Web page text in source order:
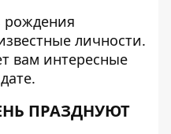
рождения
личности.
вам интересные
ПРАЗДНУЮТ